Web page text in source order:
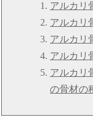
アルカリ
アルカリ
アルカリ
アルカリ
アルカリ
の骨材の